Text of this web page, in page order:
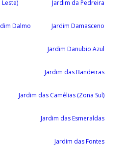
Jardim da Pedreira
Dalmo Jardim Damasceno
Jardim Danubio Azul
Jardim das Bandeiras
Jardim das Camélias (Zona Sul)
Jardim das Esmeraldas
Jardim das Fontes